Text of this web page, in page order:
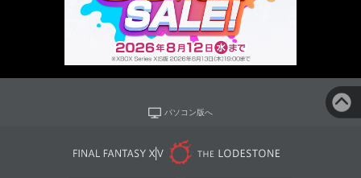
パソコン版へ